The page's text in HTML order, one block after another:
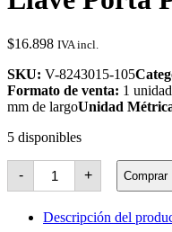
$16.898 IVA incl.
SKU: V-8243015-105
Formato de venta: 1 unidad
mm de largoUnidad
5 disponibles
-
Llave
Porta
Pinza
ER20
cantidad
+ Comprar
Descripción del